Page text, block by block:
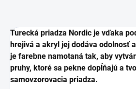
Turecká priadza Nordic je vďaka
hrejivá a akryl jej dodáva odolnosť
je farebne namotaná tak, aby
pruhy, ktoré sa pekne dopĺňajú a
samovzorovacia priadza.